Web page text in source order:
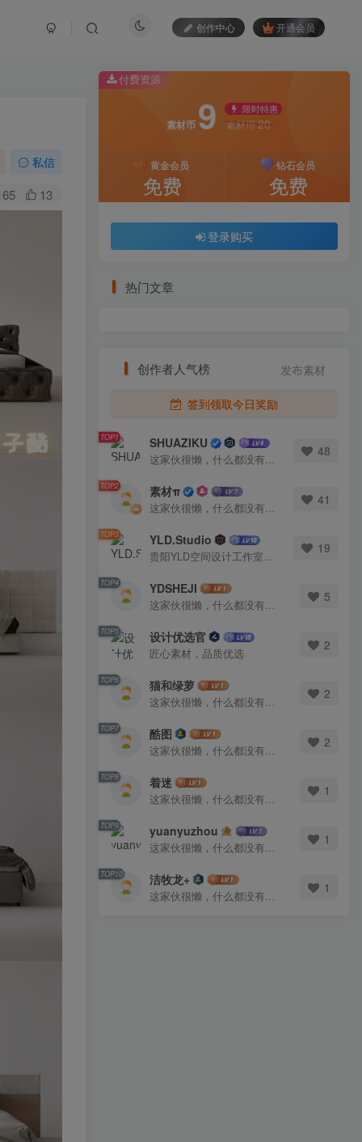
创作中心 开通会员
私信
13
付费资源
素材币 9 限时特惠
素材币20
黄金会员
免费
钻石会员
免费
登录购买
热门文章
创作者人气榜 发布素材
签到领取今日奖励
TOP1 SHUAZIKU
这家伙很懒，什么都没有写...
48
TOP2 素材π
这家伙很懒，什么都没有写...
41
TOP3 YLD.Studio
贵阳YLD空间设计工作室，高端设计图库 ADVANCED CAD TEMPLATE 系列作者。联系邮箱：yld.studio@foxmail.com
19
TOP4 YDSHEJI
这家伙很懒，什么都没有写...
5
TOP5 设计优选官
匠心素材，品质优选
2
TOP6 猫和绿萝
这家伙很懒，什么都没有写...
2
TOP7 酷图
这家伙很懒，什么都没有写...
2
TOP8 着迷
这家伙很懒，什么都没有写...
1
TOP9 yuanyuzhou
这家伙很懒，什么都没有写...
1
TOP10 洁牧龙+
这家伙很懒，什么都没有写...
1